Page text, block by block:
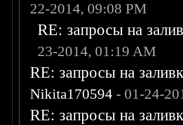
22-2014, 09:08 PM
RE: запросы на
23-2014, 01:19 AM
RE: запросы на
Nikita170594 - 01-24-
RE: запросы на